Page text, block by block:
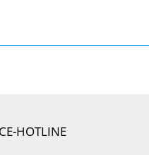
HOTLINE